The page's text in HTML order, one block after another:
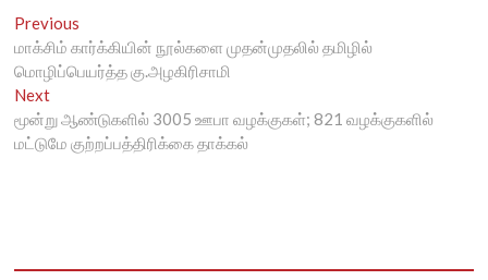
Post
navigation
Previous
post:
மாக்சிம் கார்க்கியின் நூல்களை முதன்முதலில் தமிழில்
மொழிப்பெயர்த்த கு.அழகிரிசாமி
NextNext
post:
மூன்று ஆண்டுகளில் 3005 ஊபா வழக்குகள்; 821 வழக்குகளில்
மட்டுமே குற்றப்பத்திரிக்கை தாக்கல்